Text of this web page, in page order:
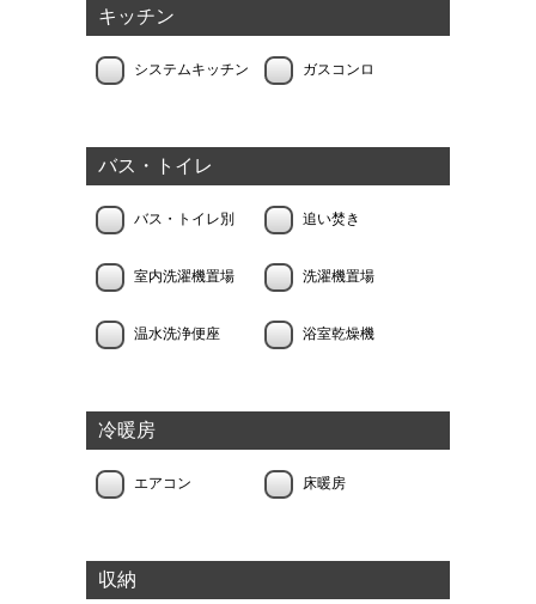
キッチン
システムキッチン ガスコンロ
バス・トイレ
バス・トイレ別 追い焚き
室内洗濯機置場 洗濯機置場
温水洗浄便座 浴室乾燥機
冷暖房
エアコン 床暖房
収納